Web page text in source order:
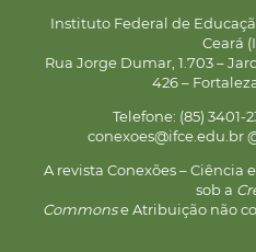
Instituto Federal de
Ceará
Rua Jorge Dumar, 1.703 –
426 –
Telefone: (85) 3401-
conexoes@ifce.edu.br
A revista Conexões – Ciência
sob a
Commonse Atribuição não